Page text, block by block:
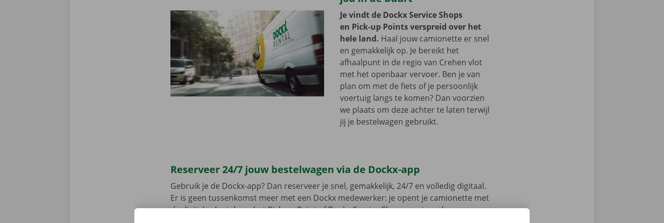
Je vindt de Dockx Service Shops
en Pick-up Points verspreid over het
hele land. Haal jouw camionette er snel
en gemakkelijk op. Je bereikt het
afhaalpunt in de regio van Crehen vlot
met het openbaar vervoer. Ben je van
plan om met de fiets of je persoonlijk
voertuig langs te komen? Dan voorzien
we plaats om deze achter te laten terwijl
jij je bestelwagen gebruikt.
Reserveer 24/7 jouw bestelwagen via de Dockx-app
Gebruik je de Dockx-app? Dan reserveer je snel, gemakkelijk, 24/7 en volledig digitaal.
Er is geen tussenkomst meer met een Dockx medewerker: je opent je camionette met
de digitale sleutel aan het Pick-up Point of Dockx Service Shop naar jouw keuze.